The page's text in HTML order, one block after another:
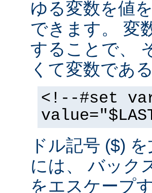
ゆる変数を値
できます。 変
することで、
くて変数であ
<!--#set
ドル記号 ($)
には、 バック
をエスケープ